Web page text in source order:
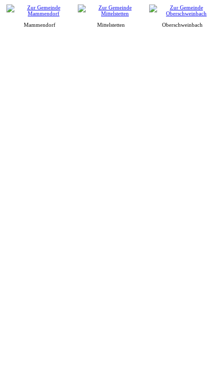
Mammendorf Mittelstetten Oberschweinbach